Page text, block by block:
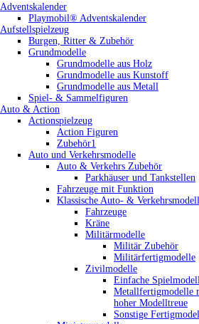
Adventskalender
Playmobil® Adventskalender
Aufstellspielzeug
Burgen, Ritter & Zubehör
Grundmodelle
Grundmodelle aus Holz
Grundmodelle aus Kunstoff
Grundmodelle aus Metall
Spiel- & Sammelfiguren
Auto & Action
Actionspielzeug
Action Figuren
Zubehör1
Auto und Verkehrsmodelle
Auto & Verkehrs Zubehör
Parkhäuser und Tankstellen
Fahrzeuge mit Funktion
Klassische Auto- &
Fahrzeuge
Kräne
Militärmodelle
Militär Zubehör
Militärfertigmodelle
Zivilmodelle
Einfache
Metallfertigmodelle
hoher Modelltreue
Sonstige